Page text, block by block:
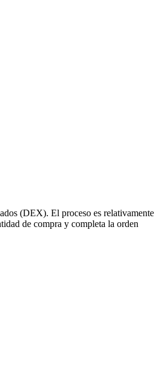
(DEX). El proceso es relativamente
de compra y completa la orden